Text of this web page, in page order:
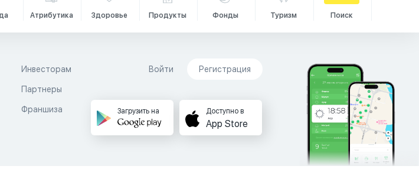
Атрибутика Здоровье Продукты Фонды Туризм Поиск
Инвесторам
Партнеры
Франшиза
Войти Регистрация
Загрузить на Доступно в
App Store